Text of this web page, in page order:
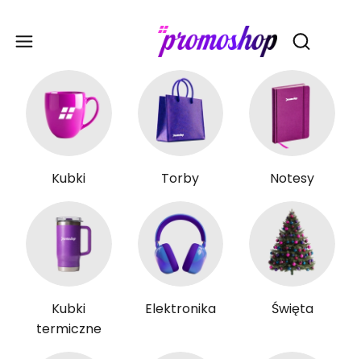
Otwórz
Kubki Torby Notesy
Kubki
termiczne
Elektronika Święta